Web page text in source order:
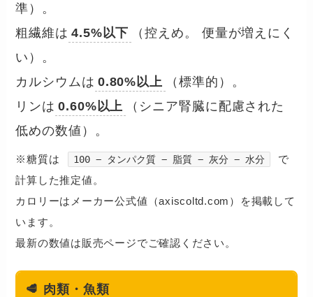
準）。
粗繊維は 4.5%以下
（控えめ。 便量が増えにく
い）。
カルシウムは 0.80%以上
（標準的）。
リンは 0.60%以上
（シニア腎臓に配慮された
低めの数値）。
※糖質は 100 − タンパク質 − 脂質 − 灰分 − 水分
で
計算した推定値。
カロリーはメーカー公式値（axiscoltd.com）を掲載して
います。
最新の数値は販売ページでご確認ください。
🥩 肉類・魚類